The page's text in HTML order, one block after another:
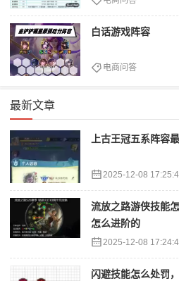
白话游戏阵容
电商问答
最新文章
上古王冠五系阵容
2025-12-08
流放之路游侠技能
怎么进阶的
2025-12-08
闪避技能怎么处罚